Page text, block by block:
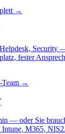
→
Security
fester
→
— oder Sie
M365,